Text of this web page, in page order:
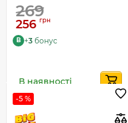
269
256 грн
B +3 бонус
В наявності
-5 %